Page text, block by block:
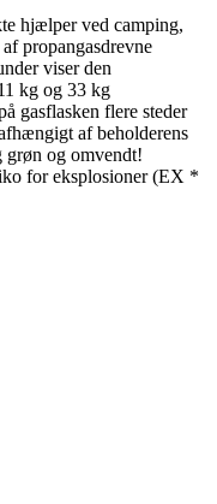
hjælper ved camping,
propangasdrevne
viser den
kg og 33 kg
gasflasken flere steder
af beholderens
og omvendt!
for eksplosioner (EX *